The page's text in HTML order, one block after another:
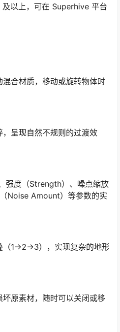
以上，可在 Superhive 平台
合材质，移动或旋转物体时
呈现自然不规则的过渡效
强度（Strength）、噪点缩放
Noise Amount）等参数的实
（1→2→3），实现复杂的地形
原素材，随时可以关闭或移